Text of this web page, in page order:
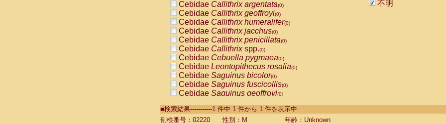
Cebidae Callithrix argentata(0)
Cebidae Callithrix geoffroyi(0)
Cebidae Callithrix humeralifer(0)
Cebidae Callithrix jacchus(0)
Cebidae Callithrix penicillata(0)
Cebidae Callithrixspp.(0)
Cebidae Cebuella pygmaea(0)
Cebidae Leontopithecus rosalia(0)
Cebidae Saguinus bicolor(0)
Cebidae Saguinus fuscicollis(0)
Cebidae Saguinus geoffroyi(0)
CebidaeSaguinus labiatus(0)
Cebidae Saguinus leucopus (0)
不明
■検索結果-----------1 件中 1 件から 1 件を表示中
剖検番号：02220
性別：M 年齢：Unknown